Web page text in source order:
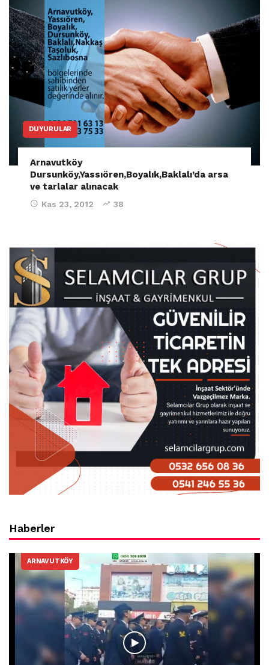
DUYURULAR
Arnavutköy
Dursunköy,Yassıören,Boyalık,Baklalı’da arsa
ve tarlalar alınacak
Kas 23, 2012 38
Haberler
ARNAVUTKÖY